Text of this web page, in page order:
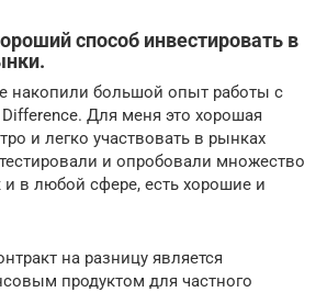
способ инвестировать в
накопили большой опыт работы с
Для меня это хорошая
и легко участвовать в рынках
и опробовали множество
в любой сфере, есть хорошие и
на разницу является
продуктом для частного